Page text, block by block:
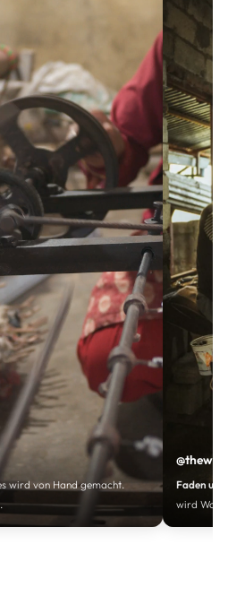
wird von Hand gemacht.
Faden um
wird Wolle